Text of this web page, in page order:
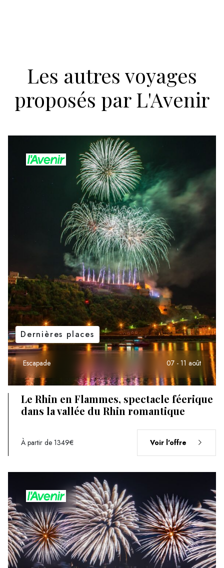
Les autres voyages
proposés par L'Avenir
Dernières places
Escapade 07 - 11 août
Le Rhin en Flammes, spectacle féerique
dans la vallée du Rhin romantique
À partir de 1349€ Voir l'offre